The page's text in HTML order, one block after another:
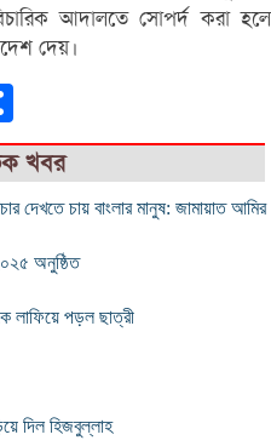
আদালতে সোপর্দ করা হলে
দেয়।
খবর
দেখতে চায় বাংলার মানুষ: জামায়াত আমির
অনুষ্ঠিত
লাফিয়ে পড়ল ছাত্রী
দিল হিজবুল্লাহ